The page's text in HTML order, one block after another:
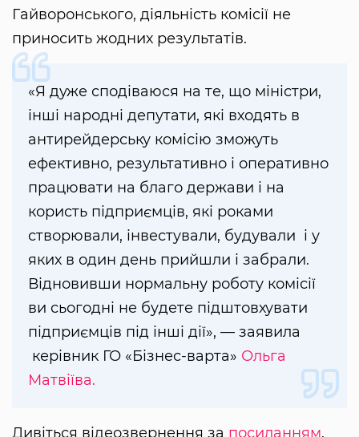
Гайворонського, діяльність комісії не
приносить жодних результатів.
«Я дуже сподіваюся на те, що міністри,
інші народні депутати, які входять в
антирейдерську комісію зможуть
ефективно, результативно і оперативно
працювати на благо держави і на
користь підприємців, які роками
створювали, інвестували, будували і у
яких в один день прийшли і забрали.
Відновивши нормальну роботу комісії
ви сьогодні не будете підштовхувати
підприємців під інші дії», — заявила
керівник ГО «Бізнес-варта» Ольга
Матвіїва.
Дивіться відеозвернення за посиланням.